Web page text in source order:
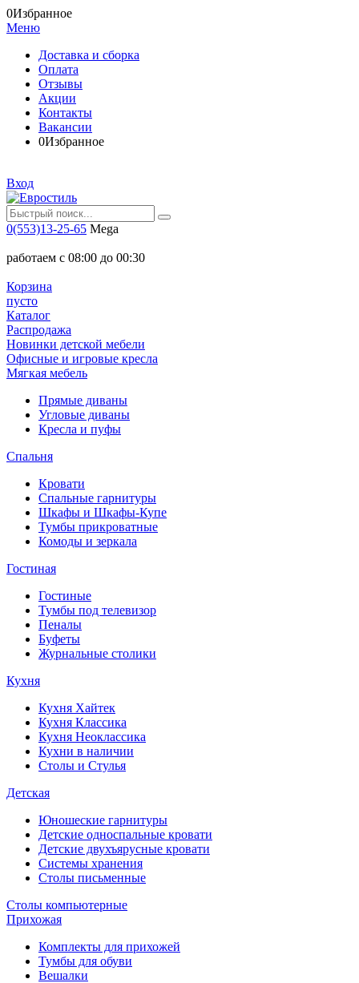
0Избранное
Меню
Доставка и сборка
Оплата
Отзывы
Акции
Контакты
Вакансии
0Избранное
Вход
0(553)13-25-65 Mega
работаем с 08:00 до 00:30
Корзина
пусто
Каталог
Распродажа
Новинки детской мебели
Офисные и игровые кресла
Мягкая мебель
Прямые диваны
Угловые диваны
Кресла и пуфы
Спальня
Кровати
Спальные гарнитуры
Шкафы и Шкафы-Купе
Тумбы прикроватные
Комоды и зеркала
Гостиная
Гостиные
Тумбы под телевизор
Пеналы
Буфеты
Журнальные столики
Кухня
Кухня Хайтек
Кухня Классика
Кухня Неоклассика
Кухни в наличии
Столы и Стулья
Детская
Юношеские гарнитуры
Детские односпальные кровати
Детские двухъярусные кровати
Системы хранения
Столы письменные
Столы компьютерные
Прихожая
Комплекты для прихожей
Тумбы для обуви
Вешалки